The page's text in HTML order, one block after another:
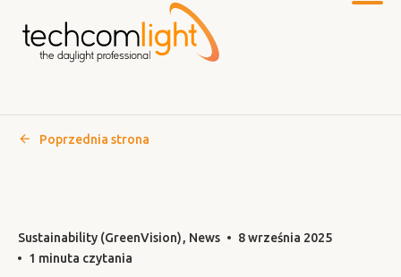
Do
Poprzednia strona
Sustainability (GreenVision) News
8 września 2025
1 minuta czytania